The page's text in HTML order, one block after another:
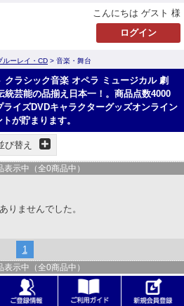
こんにちは ゲスト 様
ルーレイ・CD > 音楽・舞台
ラシック音楽 オペラ ミュージカル 劇
芸能の品揃え日本一！。商品点数4000
イズDVDキャラクターグッズオンライン
が貯まります。
び替え
表示中（全0商品中）
りませんでした。
1
表示中（全0商品中）